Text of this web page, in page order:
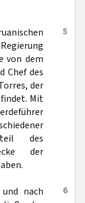
5
von dem
Chef des
der
Mit
des
der
6
nach